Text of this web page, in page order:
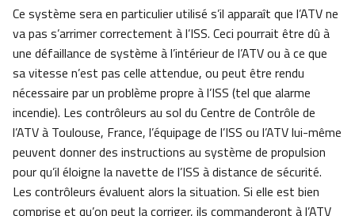
Ce système sera en particulier utilisé s’il apparaît que l’ATV ne
va pas s’arrimer correctement à l’ISS. Ceci pourrait être dû à
une défaillance de système à l’intérieur de l’ATV ou à ce que
sa vitesse n’est pas celle attendue, ou peut être rendu
nécessaire par un problème propre à l’ISS (tel que alarme
incendie). Les contrôleurs au sol du Centre de Contrôle de
l’ATV à Toulouse, France, l’équipage de l’ISS ou l’ATV lui-même
peuvent donner des instructions au système de propulsion
pour qu’il éloigne la navette de l’ISS à distance de sécurité.
Les contrôleurs évaluent alors la situation. Si elle est bien
comprise et qu’on peut la corriger, ils commanderont à l’ATV